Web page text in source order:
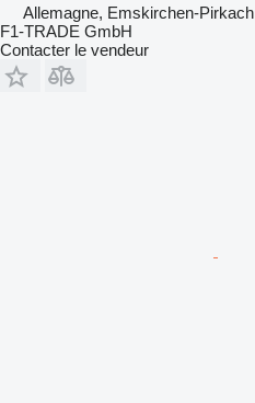
Allemagne, Emskirchen-Pirkach
F1-TRADE GmbH
Contacter le vendeur